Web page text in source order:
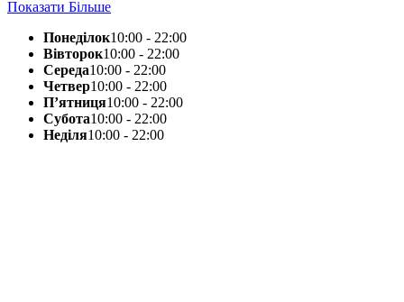
Показати Більше
Понеділок10:00 - 22:00
Вівторок10:00 - 22:00
Середа10:00 - 22:00
Четвер10:00 - 22:00
П’ятниця10:00 - 22:00
Субота10:00 - 22:00
Неділя10:00 - 22:00